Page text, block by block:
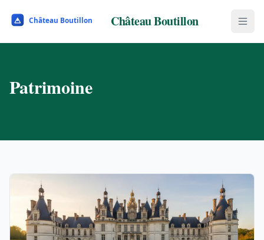
Château Boutillon
Patrimoine